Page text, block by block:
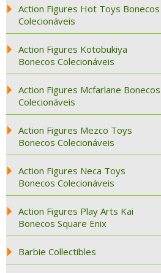
Action Figures Hot Toys Bonecos
Colecionáveis
Action Figures Kotobukiya
Bonecos Colecionáveis
Action Figures Mcfarlane Bonecos
Colecionáveis
Action Figures Mezco Toys
Bonecos Colecionáveis
Action Figures Neca Toys
Bonecos Colecionáveis
Action Figures Play Arts Kai
Bonecos Square Enix
Barbie Collectibles